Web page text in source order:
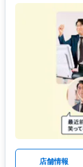
店舗情報